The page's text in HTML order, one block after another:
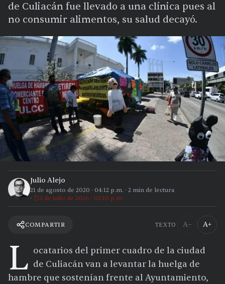
de Culiacán fue llevado a una clínica pues al
no consumir alimentos, su salud decayó.
Julio Alejo
21 de agosto de 2020 · 04:12 p.m. · 2 min de lectura
2 de julio de 2026 · 02:10 p.m.
COMPARTIR TEXTO A− A+
L ocatarios del primer cuadro de la ciudad
de Culiacán van a levantar la huelga de
hambre que sostenían frente al Ayuntamiento,